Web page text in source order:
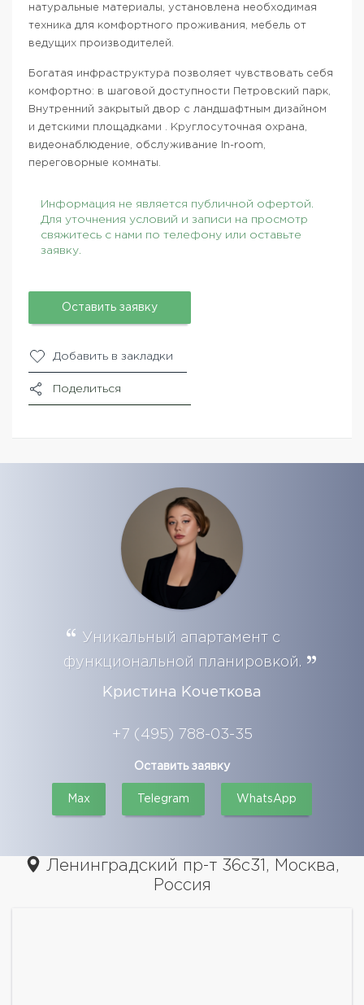
натуральные материалы, установлена необходимая
техника для комфортного проживания, мебель от
ведущих производителей.
Богатая инфраструктура позволяет чувствовать себя
комфортно: в шаговой доступности Петровский парк,
Внутренний закрытый двор с ландшафтным дизайном
и детскими площадками . Круглосуточная охрана,
видеонаблюдение, обслуживание In-room,
переговорные комнаты.
Информация не является публичной офертой.
Для уточнения условий и записи на просмотр
свяжитесь с нами по телефону или оставьте
заявку.
Оставить заявку
Добавить в закладки
Поделиться
Уникальный апартамент с
функциональной планировкой.
Кристина Кочеткова
+7 (495) 788-03-35
Оставить заявку
Max Telegram WhatsApp
Ленинградский пр-т 36с31, Москва,
Россия